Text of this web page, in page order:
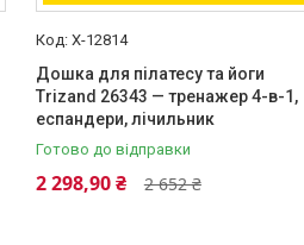
X-12814
Дошка для пілатесу та йоги
Trizand 26343 — тренажер 4-в-1,
еспандери, лічильник
Готово до відправки
2 652 ₴
2 298,90 ₴